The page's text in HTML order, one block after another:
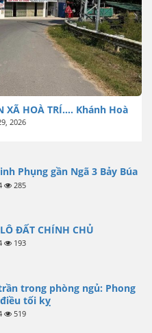
XÃ HOÀ TRÍ…. Khánh Hoà
2026
Phụng gần Ngã 3 Bảy Búa
285
ĐẤT CHÍNH CHỦ
193
trong phòng ngủ: Phong
tối kỵ
519